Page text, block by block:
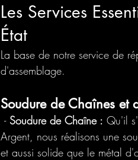
Les Services
État
La base de notre service de
d'assemblage.
Soudure de Chaînes et
- Soudure de Chaîne : Qu'il
Argent, nous réalisons une
et aussi solide que le métal